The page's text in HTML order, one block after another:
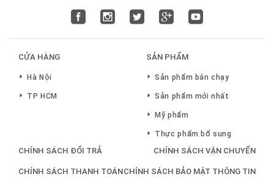
CỬA HÀNG
Hà Nội
TP HCM
SẢN PHẨM
Sản phẩm bán chạy
Sản phẩm mới nhất
Mỹ phẩm
Thực phẩm bổ sung
CHÍNH SÁCH ĐỔI TRẢ CHÍNH SÁCH VẬN CHUYỂN
CHÍNH SÁCH THANH TOÁNCHÍNH SÁCH BẢO MẬT THÔNG TIN